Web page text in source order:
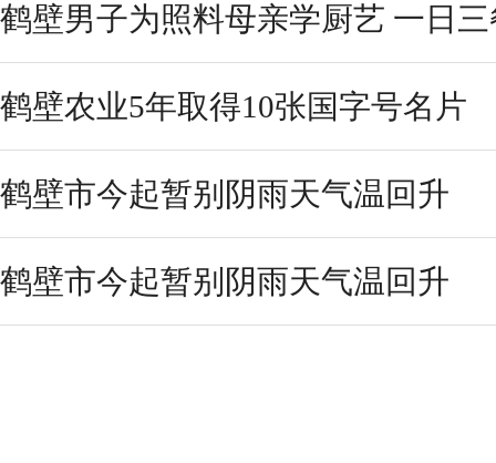
鹤壁男子为照料母亲学厨艺 一日
鹤壁农业5年取得10张国字号名片
鹤壁市今起暂别阴雨天气温回升
鹤壁市今起暂别阴雨天气温回升